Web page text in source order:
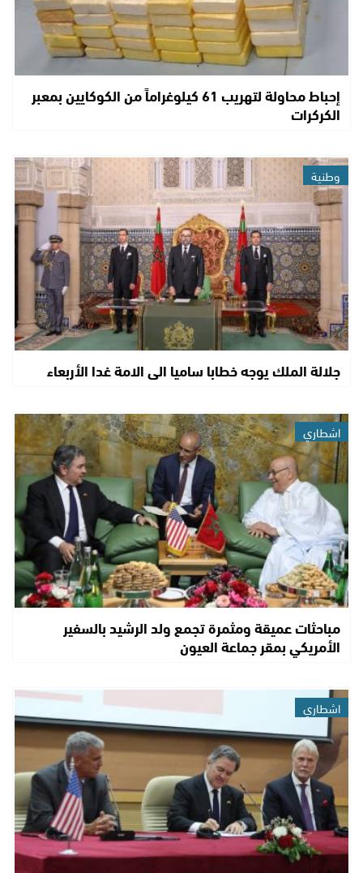
إحباط محاولة لتهريب 61 كيلوغراماً من الكوكايين بمعبر
الكركرات
وطنية
جلالة الملك يوجه خطابا ساميا الى الامة غدا الأربعاء
اشطاري
مباحثات عميقة ومثمرة تجمع ولد الرشيد بالسفير
الأمريكي بمقر جماعة العيون
اشطاري